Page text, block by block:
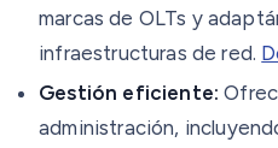
marcas de OLTs y
infraestructuras de red.
Gestión eficiente:
administración,